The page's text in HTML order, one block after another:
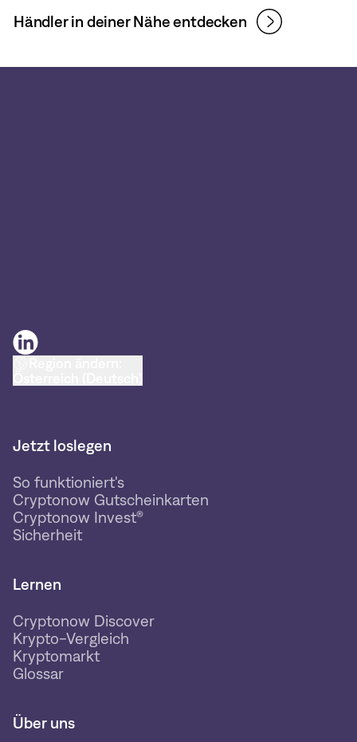
Händler in deiner Nähe entdecken
Jetzt loslegen
So funktioniert's
Cryptonow Gutscheinkarten
Cryptonow Invest®
Sicherheit
Lernen
Cryptonow Discover
Krypto-Vergleich
Kryptomarkt
Glossar
Über uns